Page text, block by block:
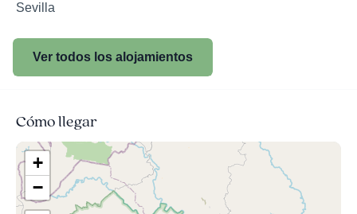
Sevilla
Ver todos los alojamientos
Cómo llegar
+
−